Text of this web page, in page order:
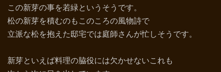
この新芽の事を若緑というそうです。
松の新芽を積むのもこのころの風物詩で
立派な松を抱えた邸宅では庭師さんが忙しそうです。
新芽といえば料理の脇役には欠かせないこれも